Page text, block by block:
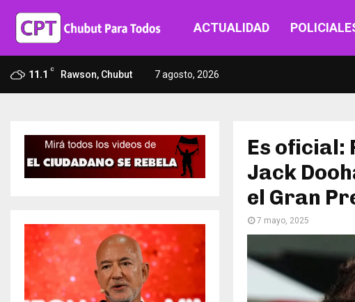
ACTUALIDAD
11.1 C Rawson, Chubut 7 agosto, 2026
Es oficial:
Jack
el Gran
7 mayo, 2025